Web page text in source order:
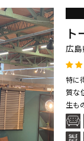
広
特に
質な
生も